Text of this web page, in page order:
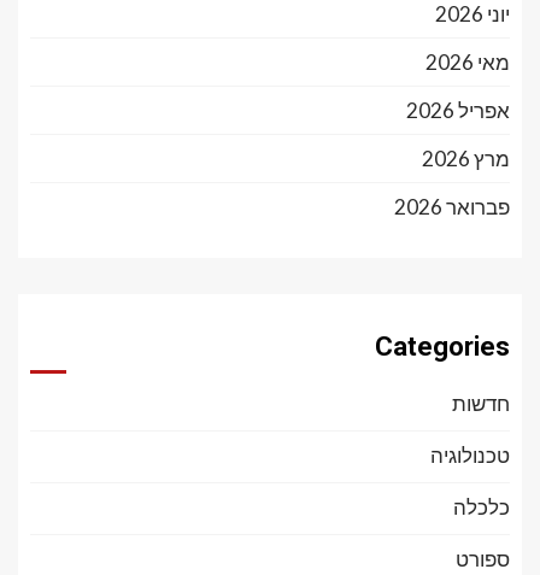
יוני 2026
מאי 2026
אפריל 2026
מרץ 2026
פברואר 2026
Categories
חדשות
טכנולוגיה
כלכלה
ספורט